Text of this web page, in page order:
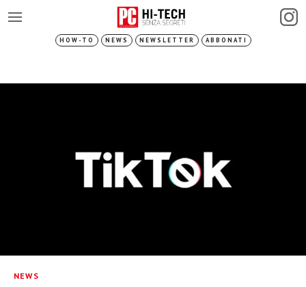
HOW-TO NEWS NEWSLETTER ABBONATI
NEWS